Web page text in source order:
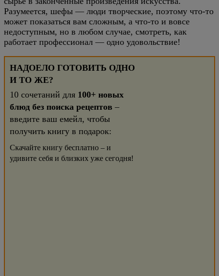
Разумеется, шефы — люди творческие, поэтому что-то
может показаться вам сложным, а что-то и вовсе
недоступным, но в любом случае, смотреть, как
работает профессионал — одно удовольствие!
НАДОЕЛО ГОТОВИТЬ ОДНО
И ТО ЖЕ?
10 сочетаний для 100+ новых
блюд без поиска рецептов –
введите ваш емейл, чтобы
получить книгу в подарок:
Скачайте книгу бесплатно – и
удивите себя и близких уже сегодня!